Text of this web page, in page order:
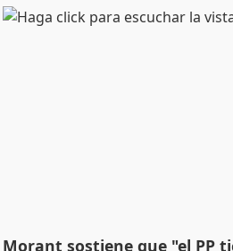
Morant sostiene que "el PP